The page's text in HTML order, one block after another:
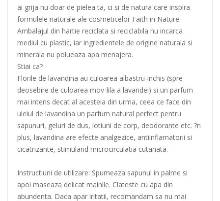
ai grija nu doar de pielea ta, ci si de natura care inspira
formulele naturale ale cosmeticelor Faith in Nature.
Ambalajul din hartie reciclata si reciclabila nu incarca
mediul cu plastic, iar ingredientele de origine naturala si
minerala nu polueaza apa menajera.
Stiai ca?
Florile de lavandina au culoarea albastru-inchis (spre
deosebire de culoarea mov-lila a lavandei) si un parfum
mai intens decat al acesteia din urma, ceea ce face din
uleiul de lavandina un parfum natural perfect pentru
sapunuri, geluri de dus, lotiuni de corp, deodorante etc. ?n
plus, lavandina are efecte analgezice, antiinflamatorii si
cicatrizante, stimuland microcirculatia cutanata.
Instructiuni de utilizare: Spumeaza sapunul in palme si
apoi maseaza delicat mainile. Clateste cu apa din
abundenta. Daca apar iritatii, recomandam sa nu mai